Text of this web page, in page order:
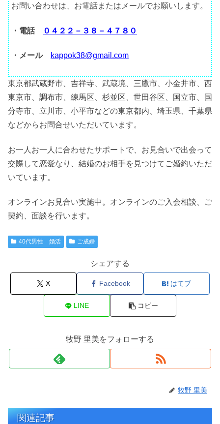
お問い合わせは、お電話またはメールでお願いします。
・電話 ０４２２－３８－４７８０
・メール kappok38@gmail.com
東京都武蔵野市、吉祥寺、武蔵境、三鷹市、小金井市、西
東京市、調布市、練馬区、杉並区、世田谷区、国立市、国
分寺市、立川市、小平市などの東京都内、埼玉県、千葉県
などからお問合せいただいています。
お一人お一人に合わせたサポートで、お見合いで出会って
交際して恋愛なり、結婚のお相手を見つけてご婚約いただ
いています。
オンラインお見合い実施中。オンラインのご入会相談、ご
契約、面談を行います。
40代男性 婚活 ご成婚
シェアする
X Facebook はてブ
LINE コピー
牧野 里美をフォローする
牧野 里美
関連記事